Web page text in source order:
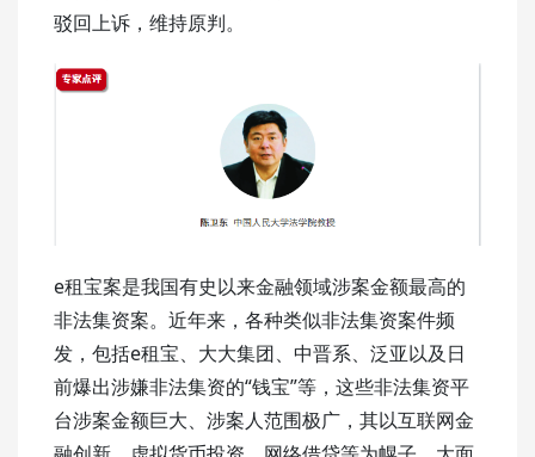
驳回上诉，维持原判。
e租宝案是我国有史以来金融领域涉案金额最高的
非法集资案。近年来，各种类似非法集资案件频
发，包括e租宝、大大集团、中晋系、泛亚以及日
前爆出涉嫌非法集资的“钱宝”等，这些非法集资平
台涉案金额巨大、涉案人范围极广，其以互联网金